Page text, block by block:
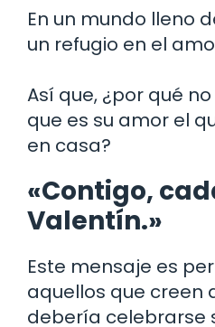
En un mundo lleno
un refugio en el
Así que, ¿por qué
que es su amor el
en casa?
«Contigo,
Valentín.»
Este mensaje es
aquellos que creen
debería celebrarse